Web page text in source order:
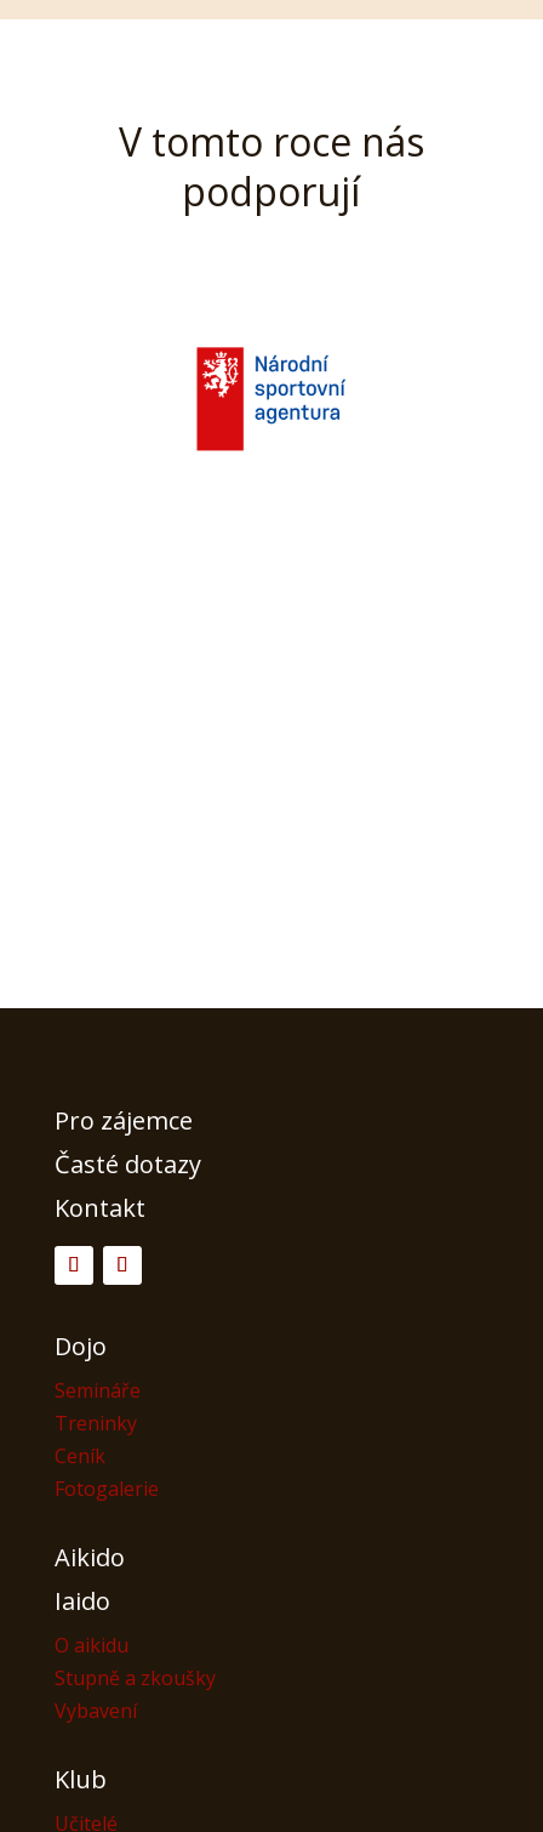
V tomto roce nás
podporují
Pro zájemce
Časté dotazy
Kontakt
Dojo
Semináře
Treninky
Ceník
Fotogalerie
Aikido
Iaido
O aikidu
Stupně a zkoušky
Vybavení
Klub
Učitelé